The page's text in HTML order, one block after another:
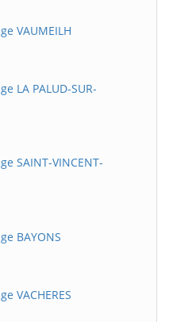
VAUMEILH
LA PALUD-SUR-
SAINT-VINCENT-
BAYONS
VACHERES